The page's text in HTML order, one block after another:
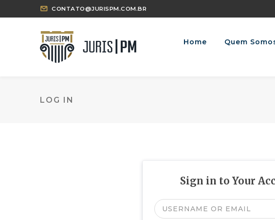
CONTATO@JURISPM.COM.BR
Home Quem
LOG IN
Sign in to Your